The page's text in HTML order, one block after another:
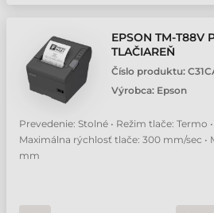
EPSON TM-T88V
TLAČIAREŇ
Číslo produktu:
Výrobca: Epson
Prevedenie: Stolné • Režim tlače: Termo
Maximálna rýchlosť tlače: 300 mm/sec •
mm